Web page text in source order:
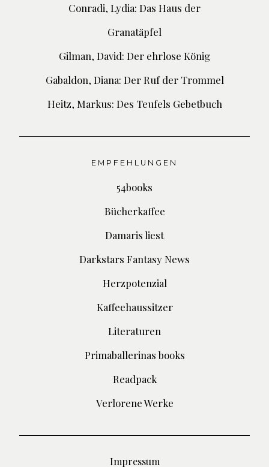
Conradi, Lydia: Das Haus der
Granatäpfel
Gilman, David: Der ehrlose König
Gabaldon, Diana: Der Ruf der Trommel
Heitz, Markus: Des Teufels Gebetbuch
EMPFEHLUNGEN
54books
Bücherkaffee
Damaris liest
Darkstars Fantasy News
Herzpotenzial
Kaffeehaussitzer
Literaturen
Primaballerinas books
Readpack
Verlorene Werke
Impressum